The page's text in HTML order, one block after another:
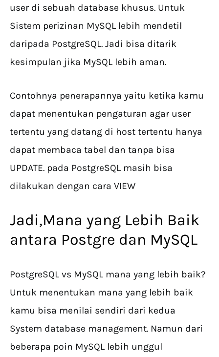
user di sebuah database khusus. Untuk
Sistem perizinan MySQL lebih mendetil
daripada PostgreSQL. Jadi bisa ditarik
kesimpulan jika MySQL lebih aman.
Contohnya penerapannya yaitu ketika kamu
dapat menentukan pengaturan agar user
tertentu yang datang di host tertentu hanya
dapat membaca tabel dan tanpa bisa
UPDATE. pada PostgreSQL masih bisa
dilakukan dengan cara VIEW
Jadi,Mana yang Lebih Baik
antara Postgre dan MySQL
PostgreSQL vs MySQL mana yang lebih baik?
Untuk menentukan mana yang lebih baik
kamu bisa menilai sendiri dari kedua
System database management. Namun dari
beberapa poin MySQL lebih unggul